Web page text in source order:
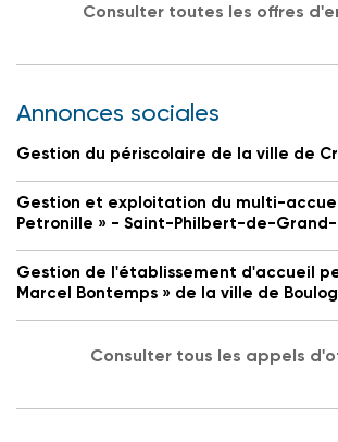
Consulter toutes les offres
Annonces sociales
Gestion du périscolaire de la ville de
Gestion et exploitation du multi-
Petronille » - Saint-Philbert-de-Grand-
Gestion de l'établissement d'accueil
Marcel Bontemps » de la ville de
Consulter tous les appels